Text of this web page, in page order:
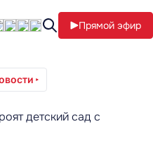
Прямой эфир
детский сад с